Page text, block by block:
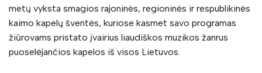
metų vyksta smagios rajoninės, regioninės ir respublikinės
kaimo kapelų šventės, kuriose kasmet savo programas
žiūrovams pristato įvairius liaudiškos muzikos žanrus
puoselėjančios kapelos iš visos Lietuvos.